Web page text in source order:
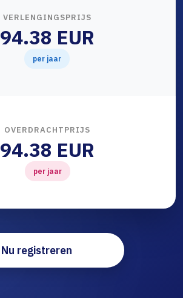
VERLENGINGSPRIJS
94.38 EUR
per jaar
OVERDRACHTPRIJS
94.38 EUR
per jaar
Nu registreren